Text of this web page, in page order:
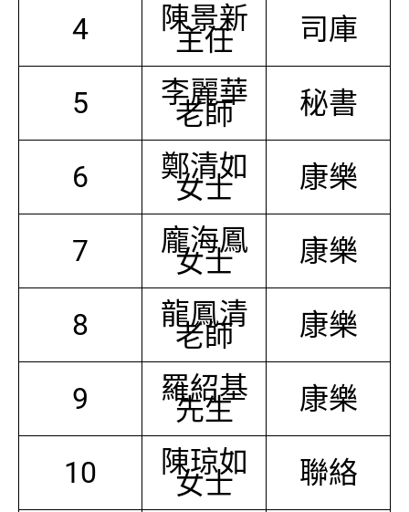
4 陳景新
主任 司庫
5 李麗華
老師 秘書
6 鄭清如
女士 康樂
7 龐海鳳
女士 康樂
8 龍鳳清
老師 康樂
9 羅紹基
先生 康樂
10 陳琼如
女士 聯絡